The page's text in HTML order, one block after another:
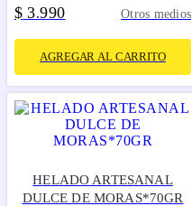
$ 3.990 Otros medios
AGREGAR AL CARRITO
HELADO ARTESANAL
DULCE DE MORAS*70GR